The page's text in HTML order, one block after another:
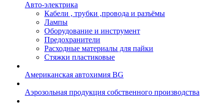
Авто-электрика
Кабели , трубки ,провода и разъёмы
Лампы
Оборудование и инструмент
Предохранители
Расходные материалы для пайки
Стяжки пластиковые
Американская автохимия BG
Аэрозольная продукция собственного производства